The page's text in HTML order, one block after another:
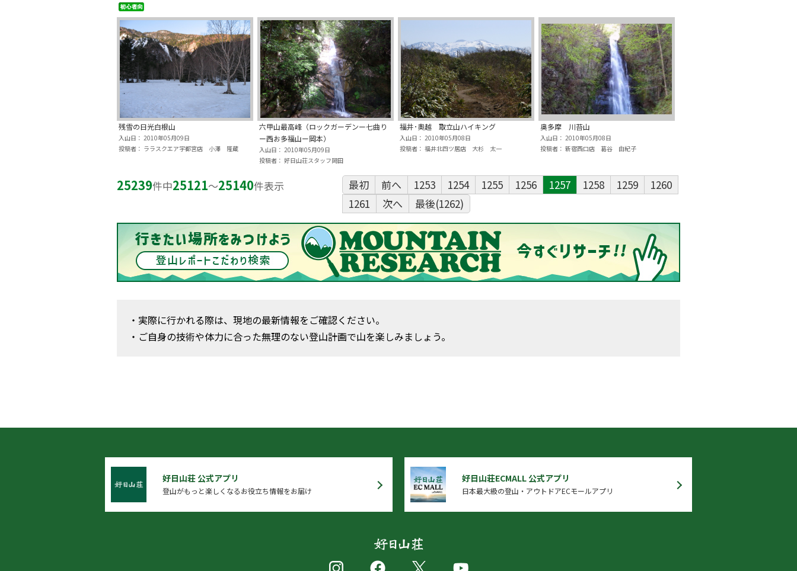
残雪の日光白根山
入山日： 2010年05月09日
投稿者： ララスクエア宇都宮店 小澤 隆蔵
六甲山最高峰（ロックガーデンー七曲り
ー西お多福山ー岡本）
入山日： 2010年05月09日
投稿者： 好日山荘スタッフ岡田
福井･奧越 取立山ハイキング
入山日： 2010年05月08日
投稿者： 福井北四ツ居店 大杉 太一
奥多摩 川苔山
入山日： 2010年05月08日
投稿者： 新宿西口店 葛谷 由紀子
25239件中25121〜25140件表示 最初 前へ 1253 1254 1255 1256 1257 1258 1259
1260
1261
次へ 最後(1262)
・実際に行かれる際は、現地の最新情報をご確認ください。
・ご自身の技術や体力に合った無理のない登山計画で山を楽しみましょう。
好日山荘 公式アプリ
登山がもっと楽しくなるお役立ち情報をお届け
好日山荘ECMALL 公式アプリ
日本最大級の登山・アウトドアECモールアプリ